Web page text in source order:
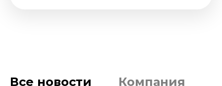
Все новости
Компания